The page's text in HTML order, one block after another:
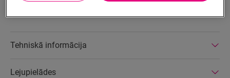
Tehniskā informācija
Lejupielādes